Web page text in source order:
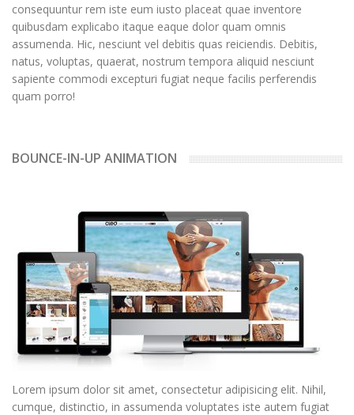
consequuntur rem iste eum iusto placeat quae inventore
quibusdam explicabo itaque eaque dolor quam omnis
assumenda. Hic, nesciunt vel debitis quas reiciendis. Debitis,
natus, voluptas, quaerat, nostrum tempora aliquid nesciunt
sapiente commodi excepturi fugiat neque facilis perferendis
quam porro!
BOUNCE-IN-UP ANIMATION
Lorem ipsum dolor sit amet, consectetur adipisicing elit. Nihil,
cumque, distinctio, in assumenda voluptates iste autem fugiat